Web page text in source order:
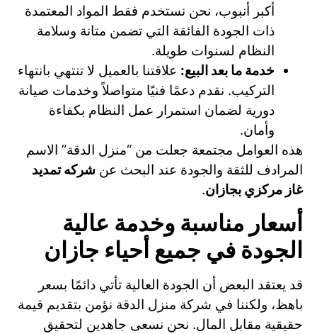
أكبر أنبوب، نحن نستخدم فقط المواد المعتمدة
ذات الجودة الفائقة التي تضمن متانة وسلامة
النظام لسنوات طويلة.
خدمة ما بعد البيع: علاقتنا بالعميل لا تنتهي بانتهاء
التركيب. نقدم دعمًا فنيًا متواصلاً وخدمات صيانة
دورية لضمان استمرار عمل النظام بكفاءة
وأمان.
هذه العوامل مجتمعة جعلت من “منزل الدقة” الاسم
المرادف للثقة والجودة عند البحث عن شركه تمديد
غاز مركزي بجازان.
أسعار مناسبة وخدمة عالية
الجودة في جميع أحياء جازان
قد يعتقد البعض أن الجودة العالية تأتي دائمًا بسعر
باهظ، ولكننا في شركة منزل الدقة نؤمن بتقديم قيمة
حقيقية مقابل المال. نحن نسعى جاهدين لتحقيق